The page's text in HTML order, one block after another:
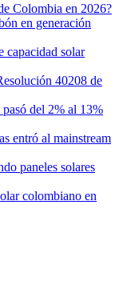
Colombia en 2026?
en generación
solar
40208 de
del 2% al 13%
entró al mainstream
paneles solares
colombiano en